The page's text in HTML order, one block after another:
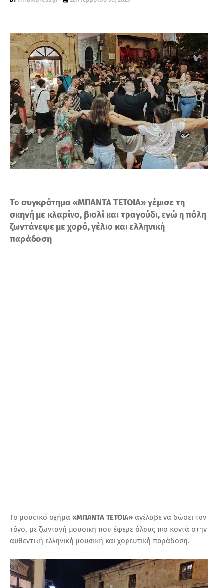
Τ
Το συγκρότημα «ΜΠΑΝΤΑ ΤΕΤΟΙΑ» γέμισε τη
σκηνή με κλαρίνο, βιολί και τραγούδι, ενώ η πόλη
ζωντάνεψε με χορό, γέλιο και ελληνική
παράδοση
Το μουσικό σχήμα «ΜΠΑΝΤΑ ΤΕΤΟΙΑ» ανέλαβε να δώσει τον
τόνο, με ζωντανή μουσική που έφερε όλους πιο κοντά στην
αυθεντική ελληνική μουσική και χορευτική παράδοση.